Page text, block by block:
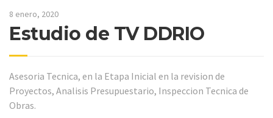
8 enero, 2020
Estudio de TV DDRIO
Asesoria Tecnica, en la Etapa Inicial en la revision de
Proyectos, Analisis Presupuestario, Inspeccion Tecnica de
Obras.